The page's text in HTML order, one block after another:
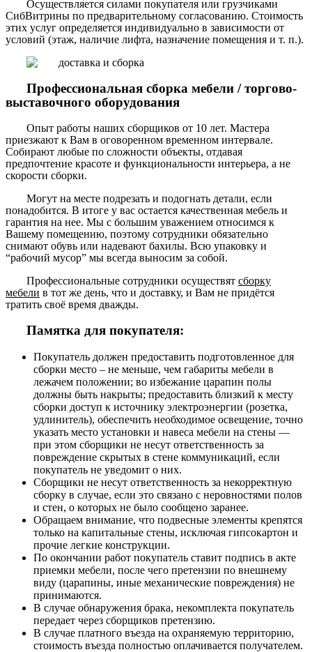
Осуществляется силами покупателя или грузчиками
СибВитрины по предварительному согласованию. Стоимость
этих услуг определяется индивидуально в зависимости от
условий (этаж, наличие лифта, назначение помещения и т. п.).
Профессиональная сборка мебели / торгово-
выставочного оборудования
Опыт работы наших сборщиков от 10 лет. Мастера
приезжают к Вам в оговоренном временном интервале.
Собирают любые по сложности объекты, отдавая
предпочтение красоте и функциональности интерьера, а не
скорости сборки.
Могут на месте подрезать и подогнать детали, если
понадобится. В итоге у вас остается качественная мебель и
гарантия на нее. Мы с большим уважением относимся к
Вашему помещению, поэтому сотрудники обязательно
снимают обувь или надевают бахилы. Всю упаковку и
“рабочий мусор” мы всегда выносим за собой.
Профессиональные сотрудники осуществят сборку
мебели в тот же день, что и доставку, и Вам не придётся
тратить своё время дважды.
Памятка для покупателя:
Покупатель должен предоставить подготовленное для
сборки место – не меньше, чем габариты мебели в
лежачем положении; во избежание царапин полы
должны быть накрыты; предоставить близкий к месту
сборки доступ к источнику электроэнергии (розетка,
удлинитель), обеспечить необходимое освещение, точно
указать место установки и навеса мебели на стены —
при этом сборщики не несут ответственность за
повреждение скрытых в стене коммуникаций, если
покупатель не уведомит о них.
Сборщики не несут ответственность за некорректную
сборку в случае, если это связано с неровностями полов
и стен, о которых не было сообщено заранее.
Обращаем внимание, что подвесные элементы крепятся
только на капитальные стены, исключая гипсокартон и
прочие легкие конструкции.
По окончании работ покупатель ставит подпись в акте
приемки мебели, после чего претензии по внешнему
виду (царапины, иные механические повреждения) не
принимаются.
В случае обнаружения брака, некомплекта покупатель
передает через сборщиков претензию.
В случае платного въезда на охраняемую территорию,
стоимость въезда полностью оплачивается получателем.